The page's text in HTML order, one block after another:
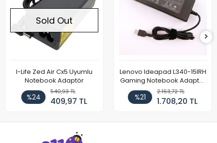
Sold Out
I-Life Zed Air Cx5 Uyumlu
Notebook Adaptör
%24
540,93 TL
409,97 TL
Lenovo Ideapad L340-15IRH
Gaming Notebook Adaptör
Cihazı Şarj Aleti (150W)
%21
2.163,72 TL
1.708,20 TL